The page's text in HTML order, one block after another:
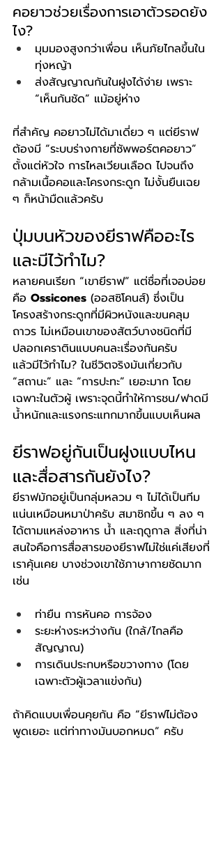
คอยาวช่วยเรื่องการเอาตัวรอดยัง
ไง?
มุมมองสูงกว่าเพื่อน เห็นภัยไกลขึ้นใน
ทุ่งหญ้า
ส่งสัญญาณกันในฝูงได้ง่าย เพราะ
“เห็นกันชัด” แม้อยู่ห่าง
ที่สำคัญ คอยาวไม่ได้มาเดี่ยว ๆ แต่ยีราฟ
ต้องมี “ระบบร่างกายที่ซัพพอร์ตคอยาว”
ตั้งแต่หัวใจ การไหลเวียนเลือด ไปจนถึง
กล้ามเนื้อคอและโครงกระดูก ไม่งั้นยืนเฉย
ๆ ก็หน้ามืดแล้วครับ
ปุ่มบนหัวของยีราฟคืออะไร
และมีไว้ทำไม?
หลายคนเรียก “เขายีราฟ” แต่ชื่อที่เจอบ่อย
คือ Ossicones (ออสซิโคนส์) ซึ่งเป็น
โครงสร้างกระดูกที่มีผิวหนังและขนคลุม
ถาวร ไม่เหมือนเขาของสัตว์บางชนิดที่มี
ปลอกเคราตินแบบคนละเรื่องกันครับ
แล้วมีไว้ทำไม? ในชีวิตจริงมันเกี่ยวกับ
“สถานะ” และ “การปะทะ” เยอะมาก โดย
เฉพาะในตัวผู้ เพราะจุดนี้ทำให้การชน/ฟาดมี
น้ำหนักและแรงกระแทกมากขึ้นแบบเห็นผล
ยีราฟอยู่กันเป็นฝูงแบบไหน
และสื่อสารกันยังไง?
ยีราฟมักอยู่เป็นกลุ่มหลวม ๆ ไม่ได้เป็นทีม
แน่นเหมือนหมาป่าครับ สมาชิกขึ้น ๆ ลง ๆ
ได้ตามแหล่งอาหาร น้ำ และฤดูกาล สิ่งที่น่า
สนใจคือการสื่อสารของยีราฟไม่ใช่แค่เสียงที่
เราคุ้นเคย บางช่วงเขาใช้ภาษากายชัดมาก
เช่น
ท่ายืน การหันคอ การจ้อง
ระยะห่างระหว่างกัน (ใกล้/ไกลคือ
สัญญาณ)
การเดินประกบหรือขวางทาง (โดย
เฉพาะตัวผู้เวลาแข่งกัน)
ถ้าคิดแบบเพื่อนคุยกัน คือ “ยีราฟไม่ต้อง
พูดเยอะ แต่ท่าทางมันบอกหมด” ครับ